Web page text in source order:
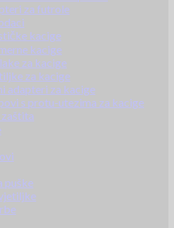
za futrole
kacige
kacige
za kacige
za kacige
adapteri za kacige
s protu-utezima za kacige
puške